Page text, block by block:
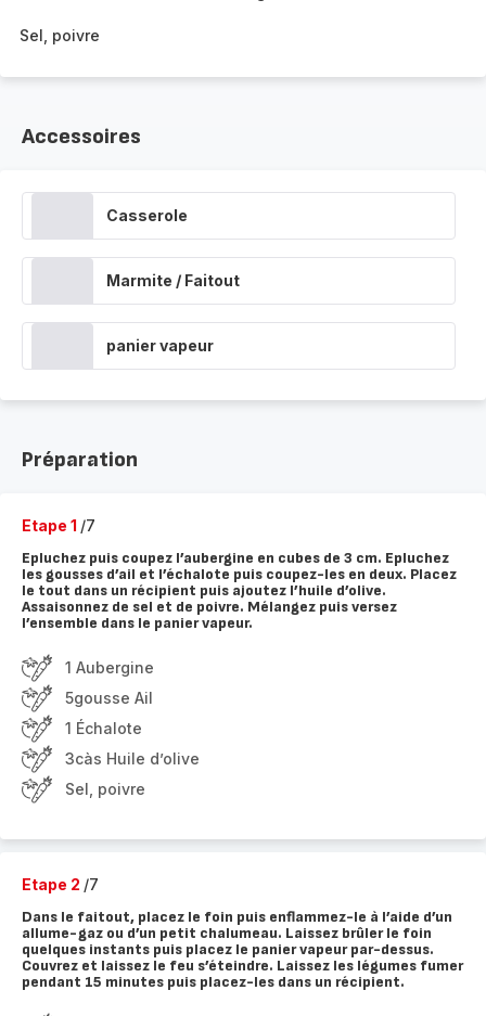
Sel, poivre
Accessoires
Casserole
Marmite / Faitout
panier vapeur
Préparation
Etape 1 /7
Epluchez puis coupez l’aubergine en cubes de 3 cm. Epluchez
les gousses d’ail et l’échalote puis coupez-les en deux. Placez
le tout dans un récipient puis ajoutez l’huile d’olive.
Assaisonnez de sel et de poivre. Mélangez puis versez
l’ensemble dans le panier vapeur.
1 Aubergine
5gousse Ail
1 Échalote
3càs Huile d’olive
Sel, poivre
Etape 2 /7
Dans le faitout, placez le foin puis enflammez-le à l’aide d’un
allume-gaz ou d’un petit chalumeau. Laissez brûler le foin
quelques instants puis placez le panier vapeur par-dessus.
Couvrez et laissez le feu s’éteindre. Laissez les légumes fumer
pendant 15 minutes puis placez-les dans un récipient.